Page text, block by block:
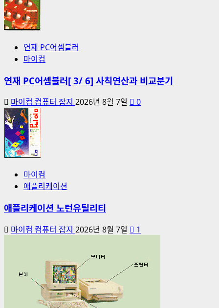
연재 PC어셈블러
마이컴
연재 PC어셈블러[ 3/ 6] 사칙연산과 비교분기
마이컴 컴퓨터 잡지 2026년 8월 7일 0
마이컴
애플리케이션
애플리케이션 노턴유틸리티
마이컴 컴퓨터 잡지 2026년 8월 7일 1